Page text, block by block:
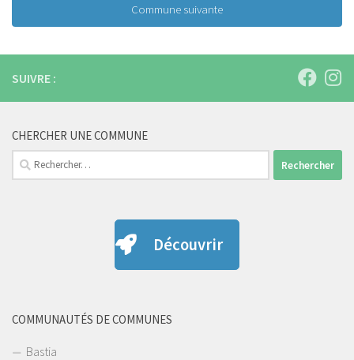
Commune suivante
SUIVRE :
CHERCHER UNE COMMUNE
Rechercher :
Découvrir
COMMUNAUTÉS DE COMMUNES
Bastia